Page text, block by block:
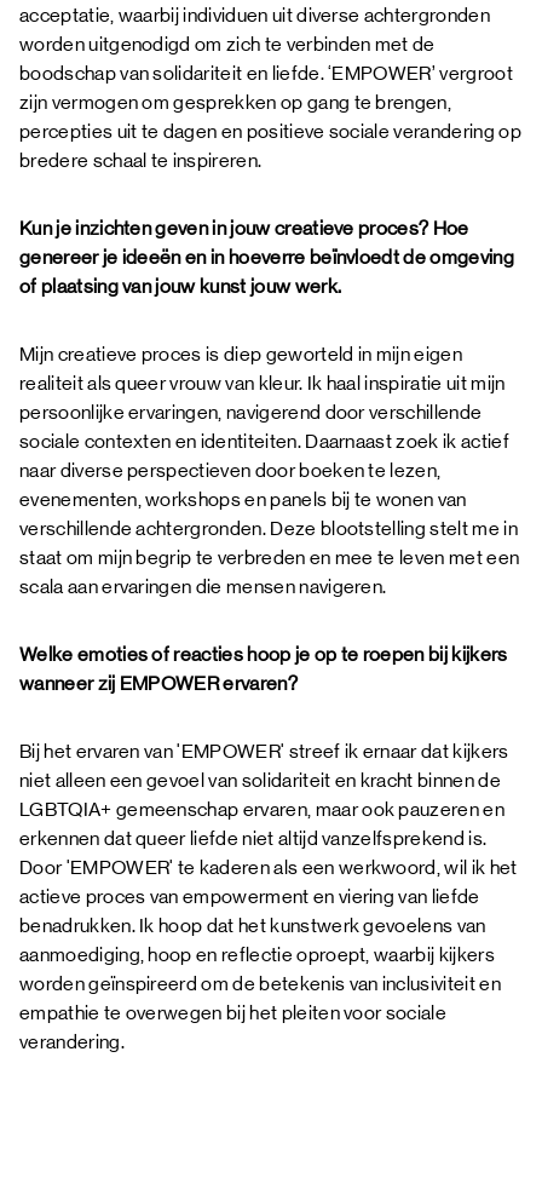
acceptatie, waarbij individuen uit diverse achtergronden
worden uitgenodigd om zich te verbinden met de
boodschap van solidariteit en liefde. ‘EMPOWER’ vergroot
zijn vermogen om gesprekken op gang te brengen,
percepties uit te dagen en positieve sociale verandering op
bredere schaal te inspireren.
Kun je inzichten geven in jouw creatieve proces? Hoe
genereer je ideeën en in hoeverre beïnvloedt de omgeving
of plaatsing van jouw kunst jouw werk.
Mijn creatieve proces is diep geworteld in mijn eigen
realiteit als queer vrouw van kleur. Ik haal inspiratie uit mijn
persoonlijke ervaringen, navigerend door verschillende
sociale contexten en identiteiten. Daarnaast zoek ik actief
naar diverse perspectieven door boeken te lezen,
evenementen, workshops en panels bij te wonen van
verschillende achtergronden. Deze blootstelling stelt me in
staat om mijn begrip te verbreden en mee te leven met een
scala aan ervaringen die mensen navigeren.
Welke emoties of reacties hoop je op te roepen bij kijkers
wanneer zij EMPOWER ervaren?
Bij het ervaren van 'EMPOWER' streef ik ernaar dat kijkers
niet alleen een gevoel van solidariteit en kracht binnen de
LGBTQIA+ gemeenschap ervaren, maar ook pauzeren en
erkennen dat queer liefde niet altijd vanzelfsprekend is.
Door 'EMPOWER' te kaderen als een werkwoord, wil ik het
actieve proces van empowerment en viering van liefde
benadrukken. Ik hoop dat het kunstwerk gevoelens van
aanmoediging, hoop en reflectie oproept, waarbij kijkers
worden geïnspireerd om de betekenis van inclusiviteit en
empathie te overwegen bij het pleiten voor sociale
verandering.